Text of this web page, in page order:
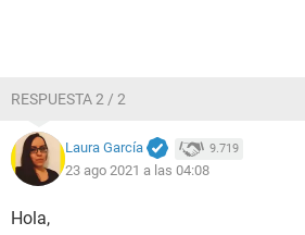
RESPUESTA 2 / 2
Laura García 9.719
23 ago 2021 a las 04:08
Hola,